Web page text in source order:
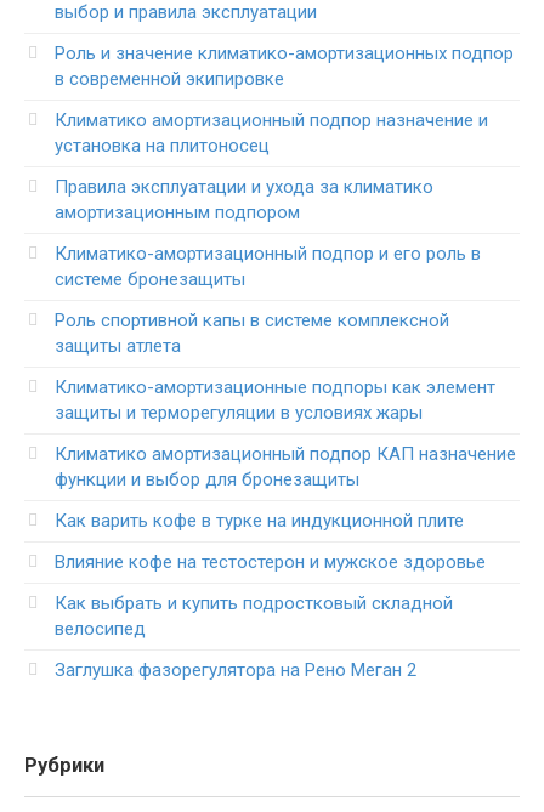
выбор и правила эксплуатации
Роль и значение климатико-амортизационных подпор
в современной экипировке
Климатико амортизационный подпор назначение и
установка на плитоносец
Правила эксплуатации и ухода за климатико
амортизационным подпором
Климатико-амортизационный подпор и его роль в
системе бронезащиты
Роль спортивной капы в системе комплексной
защиты атлета
Климатико-амортизационные подпоры как элемент
защиты и терморегуляции в условиях жары
Климатико амортизационный подпор КАП назначение
функции и выбор для бронезащиты
Как варить кофе в турке на индукционной плите
Влияние кофе на тестостерон и мужское здоровье
Как выбрать и купить подростковый складной
велосипед
Заглушка фазорегулятора на Рено Меган 2
Рубрики